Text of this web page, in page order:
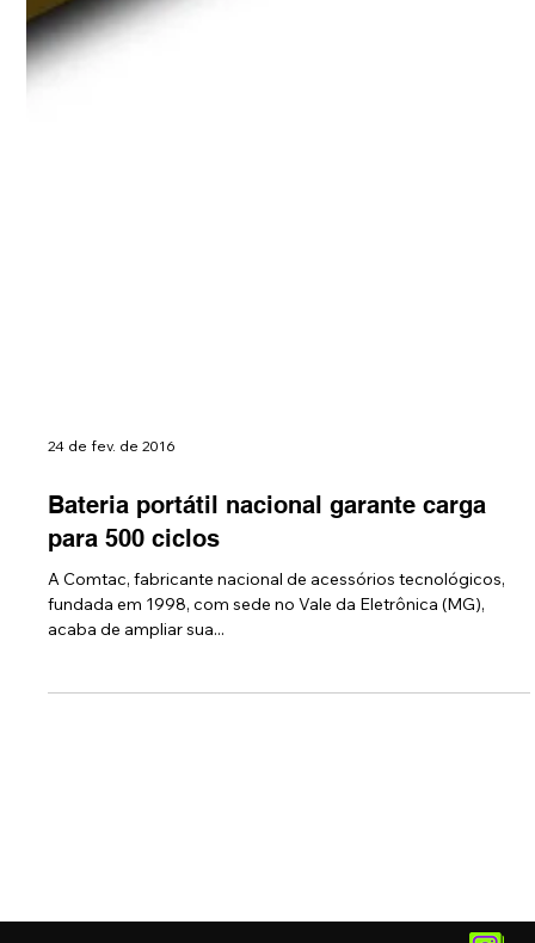
24 de fev. de 2016
Bateria portátil nacional garante carga
para 500 ciclos
A Comtac, fabricante nacional de acessórios tecnológicos,